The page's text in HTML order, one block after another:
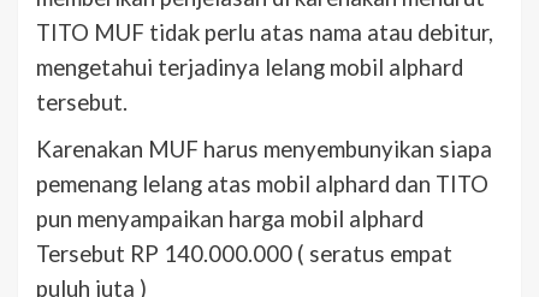
TITO MUF tidak perlu atas nama atau debitur,
mengetahui terjadinya lelang mobil alphard
tersebut.
Karenakan MUF harus menyembunyikan siapa
pemenang lelang atas mobil alphard dan TITO
pun menyampaikan harga mobil alphard
Tersebut RP 140.000.000 ( seratus empat
puluh juta )